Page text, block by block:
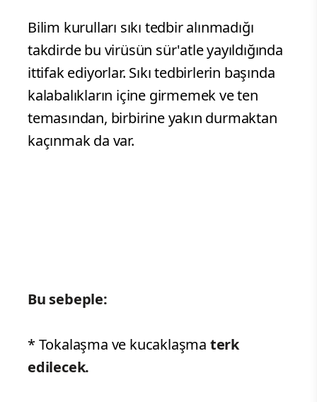
Bilim kurulları sıkı tedbir alınmadığı
takdirde bu virüsün sür'atle yayıldığında
ittifak ediyorlar. Sıkı tedbirlerin başında
kalabalıkların içine girmemek ve ten
temasından, birbirine yakın durmaktan
kaçınmak da var.
Bu sebeple:
* Tokalaşma ve kucaklaşma terk
edilecek.